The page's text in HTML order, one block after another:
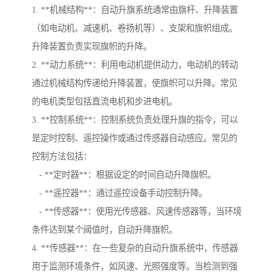
1. **机械结构**：自动升旗系统通常由旗杆、升降装置
（如电动机、减速机、卷扬机等）、支架和旗帜组成。
升降装置负责实现旗帜的升降。
2. **动力系统**：利用电动机提供动力，电动机的转动
通过机械结构传递给升降装置，使旗帜可以升降。常见
的电机类型包括直流电机和步进电机。
3. **控制系统**：控制系统负责处理升旗的指令，可以
是定时控制、遥控操作或通过传感器自动感应。常见的
控制方法包括：
- **定时器**：根据设定的时间自动升降旗帜。
- **遥控器**：通过遥控设备手动控制升降。
- **传感器**：使用光传感器、风速传感器等，当环境
条件达到某个阈值时，自动升降旗帜。
4. **传感器**：在一些复杂的自动升旗系统中，传感器
用于监测环境条件，如风速、光照强度等。当检测到强